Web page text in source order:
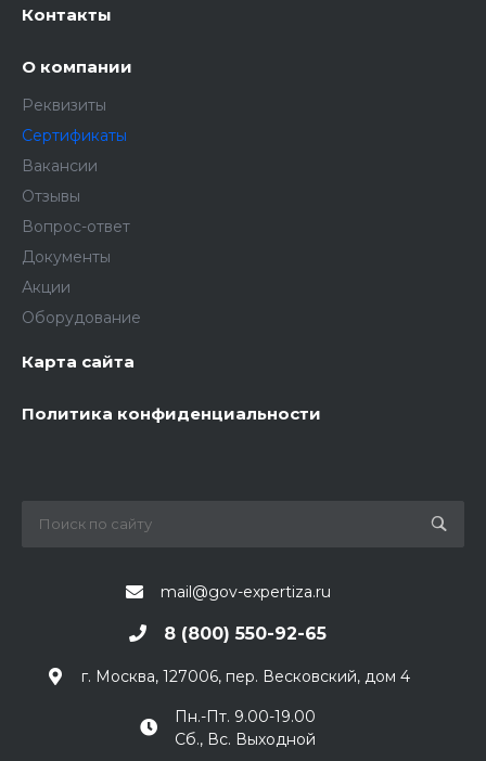
Контакты
О компании
Реквизиты
Сертификаты
Вакансии
Отзывы
Вопрос-ответ
Документы
Акции
Оборудование
Карта сайта
Политика конфиденциальности
mail@gov-expertiza.ru
8 (800) 550-92-65
г. Москва, 127006, пер. Весковский, дом 4
Пн.-Пт. 9.00-19.00
Сб., Вс. Выходной